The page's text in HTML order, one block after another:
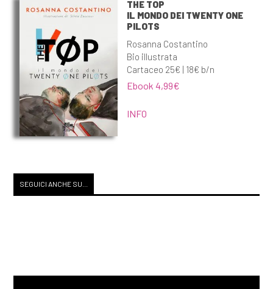
THE TOP
IL MONDO DEI TWENTY ONE
PILOTS
Rosanna Costantino
Bio illustrata
Cartaceo 25€ | 18€ b/n
Ebook 4,99€
INFO
SEGUICI ANCHE SU...